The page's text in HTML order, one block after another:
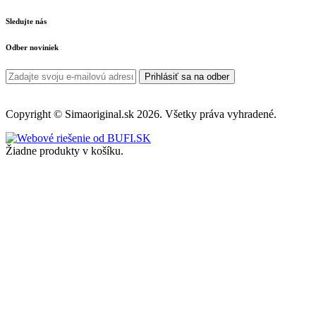
Sledujte nás
Odber noviniek
Prihlásiť sa na odber
Copyright © Simaoriginal.sk 2026. Všetky práva vyhradené.
Žiadne produkty v košíku.